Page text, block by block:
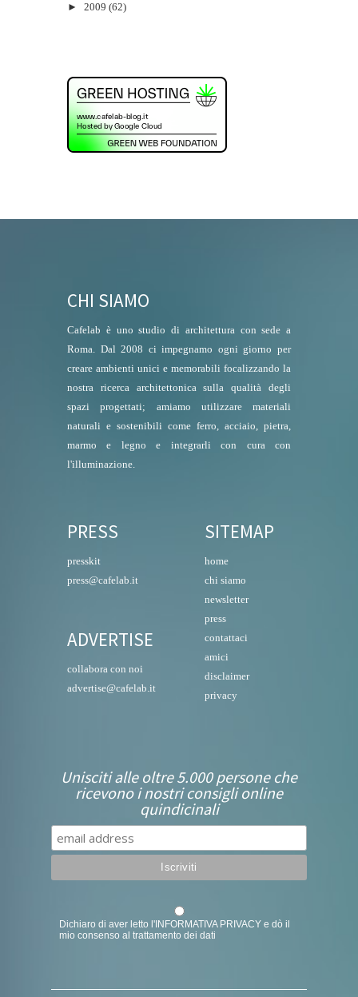
► 2009 (62)
CHI SIAMO
Cafelab è uno studio di architettura con sede a
Roma. Dal 2008 ci impegnamo ogni giorno per
creare ambienti unici e memorabili focalizzando la
nostra ricerca architettonica sulla qualità degli
spazi progettati; amiamo utilizzare materiali
naturali e sostenibili come ferro, acciaio, pietra,
marmo e legno e integrarli con cura con
l'illuminazione.
PRESS
presskit
press@cafelab.it
ADVERTISE
collabora con noi
advertise@cafelab.it
SITEMAP
home
chi siamo
newsletter
press
contattaci
amici
disclaimer
privacy
Unisciti alle oltre 5.000 persone che
ricevono i nostri consigli online
quindicinali
Dichiaro di aver letto l'INFORMATIVA PRIVACY e dò il
mio consenso al trattamento dei dati